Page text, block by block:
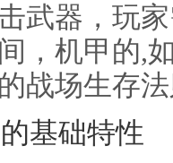
武器，玩
，机甲的,
战场生存
基础特性